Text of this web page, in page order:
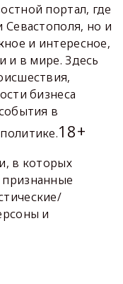
портал, где
но и
и интересное,
и в мире. Здесь
бизнеса
в
18+
в которых
и